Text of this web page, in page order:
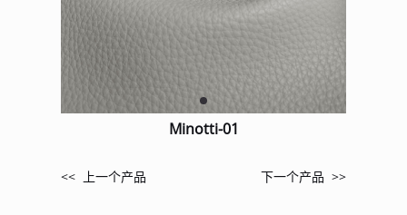
Minotti-01
下一个产品 >>
<< 上一个产品